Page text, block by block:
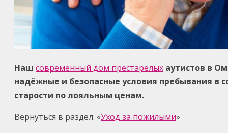
Наш современный дом престарелых аутистов в
надёжные и безопасные условия пребывания в
старости по лояльным ценам.
Вернуться в раздел: «Уход за пожилыми»